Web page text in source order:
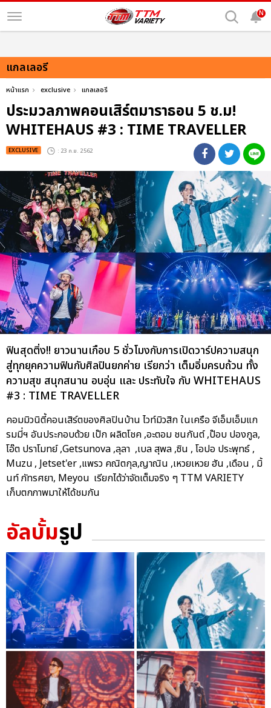
N
แกลเลอรี
หน้าแรก exclusive แกลเลอรี
ประมวลภาพคอนเสิร์ตมาราธอน 5 ช.ม!
WHITEHAUS #3 : TIME TRAVELLER
EXCLUSIVE : 23 ก.ย. 2562
ฟินสุดติ่ง!! ยาวนานเกือบ 5 ชั่วโมงกับการเปิดวาร์ปความสนุก
สู่ทุกยุคความฟินกับศิลปินยกค่าย เรียกว่า เต็มอิ่มครบถ้วน ทั้ง
ความสุข สนุกสนาน อบอุ่น และ ประทับใจ กับ WHITEHAUS
#3 : TIME TRAVELLER
คอมมิวนิตี้คอนเสิร์ตของศิลปินบ้าน ไวท์มิวสิก ในเครือ จีเอ็มเอ็มแก
รมมี่ฯ อันประกอบด้วย เป๊ก ผลิตโชค ,อะตอม ชนกันต์ ,ป๊อบ ปองกูล,
โอ๊ต ปราโมทย์ ,Getsunova ,ลุลา ,เบล สุพล ,ซิน , โอปอ ประพุทธ์ ,
Muzu , Jetset'er ,แพรว คณิตกุล,ญาณิน ,เหวยเหวย ฮัน ,เดือน , มิ้
นท์ ภัทรศยา, Meyou เรียกได้ว่าจัดเต็มจริง ๆ TTM VARIETY
เก็บตกภาพมาให้ได้ชมกัน
อัลบั้มรูป